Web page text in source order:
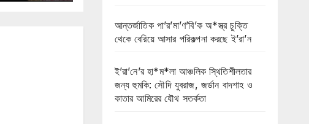
আন্তর্জাতিক পা’র’মা’ণ’বি’ক অ*স্ত্র চুক্তি
থেকে বেরিয়ে আসার পরিকল্পনা করছে ই’রা’ন
ই’রা’নে’র হা*ম*লা আঞ্চলিক স্থিতিশীলতার
জন্য হুমকি: সৌদি যুবরাজ, জর্ডান বাদশাহ ও
কাতার আমিরের যৌথ সতর্কতা